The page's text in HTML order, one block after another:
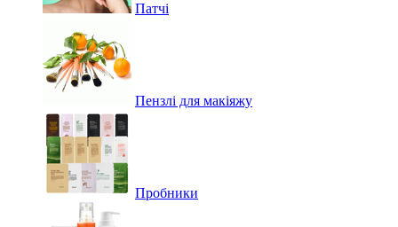
Патчі
Пензлі для макіяжу
Пробники